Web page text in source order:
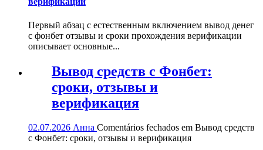
Первый абзац с естественным включением вывод денег
с фонбет отзывы и сроки прохождения верификации
описывает основные...
Вывод средств с Фонбет:
сроки, отзывы и
верификация
02.07.2026 Анна Comentários fechados em Вывод средств
с Фонбет: сроки, отзывы и верификация